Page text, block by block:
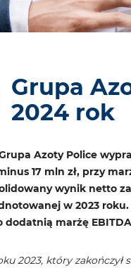
Grupa
2024 rok
Azoty Police
17 mln zł, przy
wynik netto
w 2023
marżę
2023, który zakończył